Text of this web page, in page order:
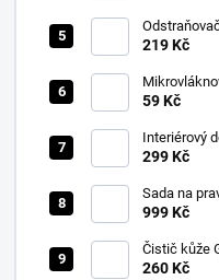
Blue)
Q2M
219 Kč
Collection
59 Kč
Interiérový
Finesse
299 Kč
Sada na
kůže v
999 Kč
Čistič kůže
260 Kč